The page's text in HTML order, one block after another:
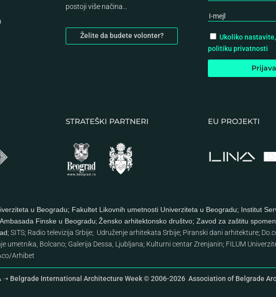
postoji više načina…
Želite da budete volonter?
Ukoliko
politiku privatnosti
STRATEŠKI PARTNERI EU PROJEKTI
u Beogradu; Fakultet Likovnih umetnosti Univerziteta u Beogradu; Institut
Ambasada Finske u Beogradu;Žensko arhitektonsko društvo;Zavod za zaštitu
;SITS; Radio televizija Srbije; Udruženje arhitekata Srbije; Piranski dani arhitekture;
umetnika, Bolcano; Galerija Dessa, Ljubljana; Kulturni centar Zrenjanin; FILUM
/Arhibet
➝ Belgrade International Architecture Week © 2006-2026 Association of Belgrade